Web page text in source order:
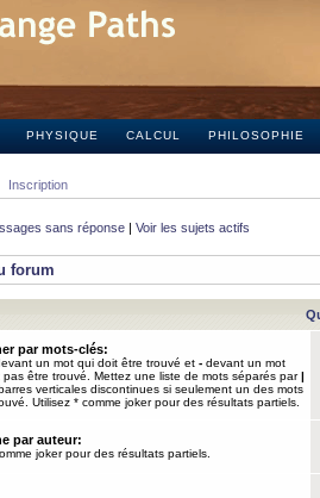
PHYSIQUE CALCUL PHILOSOPHIE
Inscription
sans réponse | Voir les sujets actifs
forum
par mots-clés:
un mot qui doit être trouvé et - devant un mot
être trouvé. Mettez une liste de mots séparés par|
verticales discontinues si seulement un des mots
Utilisez * comme joker pour des résultats partiels.
par auteur:
joker pour des résultats partiels.